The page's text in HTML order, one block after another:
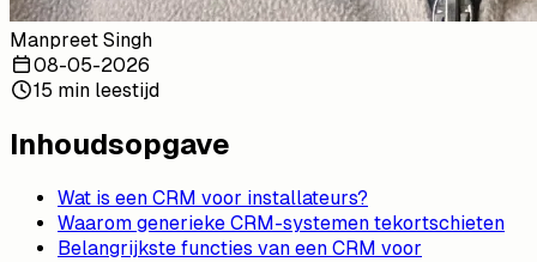
Manpreet Singh
08-05-2026
15 min leestijd
Inhoudsopgave
Wat is een CRM voor installateurs?
Waarom generieke CRM-systemen tekortschieten
Belangrijkste functies van een CRM voor